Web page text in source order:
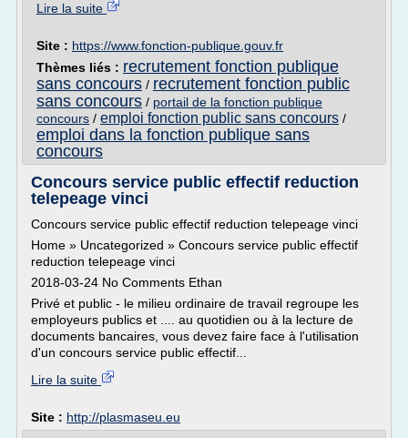
Lire la suite
Site : https://www.fonction-publique.gouv.fr
Thèmes liés : recrutement fonction publique
sans concours / recrutement fonction public
sans concours / portail de la fonction publique
concours / emploi fonction public sans concours /
emploi dans la fonction publique sans
concours
Concours service public effectif reduction
telepeage vinci
Concours service public effectif reduction telepeage vinci
Home » Uncategorized » Concours service public effectif
reduction telepeage vinci
2018-03-24 No Comments Ethan
Privé et public - le milieu ordinaire de travail regroupe les
employeurs publics et .... au quotidien ou à la lecture de
documents bancaires, vous devez faire face à l'utilisation
d'un concours service public effectif...
Lire la suite
Site : http://plasmaseu.eu